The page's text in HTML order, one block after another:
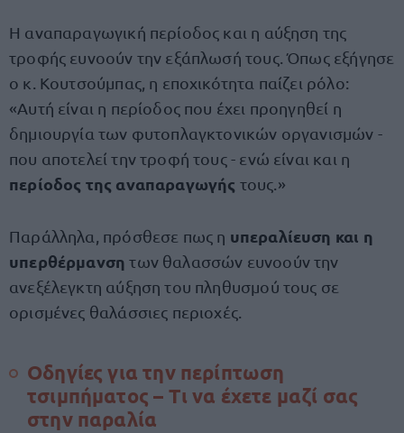
Η αναπαραγωγική περίοδος και η αύξηση της
τροφής ευνοούν την εξάπλωσή τους. Όπως εξήγησε
ο κ. Κουτσούμπας, η εποχικότητα παίζει ρόλο:
«Αυτή είναι η περίοδος που έχει προηγηθεί η
δημιουργία των φυτοπλαγκτονικών οργανισμών -
που αποτελεί την τροφή τους - ενώ είναι και η
περίοδος της αναπαραγωγής τους.»
Παράλληλα, πρόσθεσε πως η υπεραλίευση και η
υπερθέρμανση των θαλασσών ευνοούν την
ανεξέλεγκτη αύξηση του πληθυσμού τους σε
ορισμένες θαλάσσιες περιοχές.
Οδηγίες για την περίπτωση
τσιμπήματος – Τι να έχετε μαζί σας
στην παραλία